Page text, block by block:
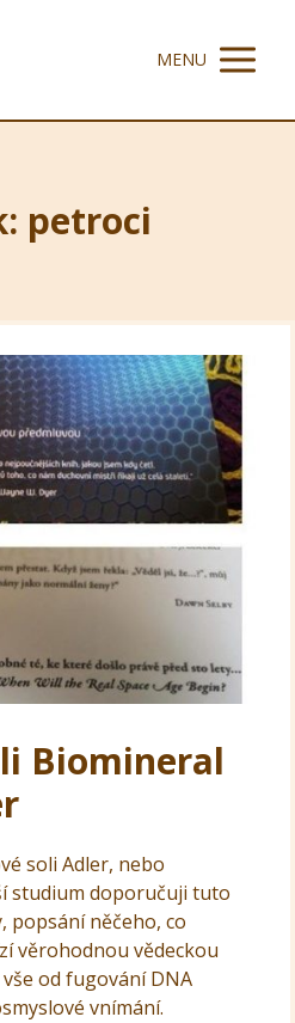
MENU
petroci
Biomineral
soli Adler, nebo
studium doporučuji tuto
popsání něčeho, co
věrohodnou vědeckou
od fugování DNA
vnímání.